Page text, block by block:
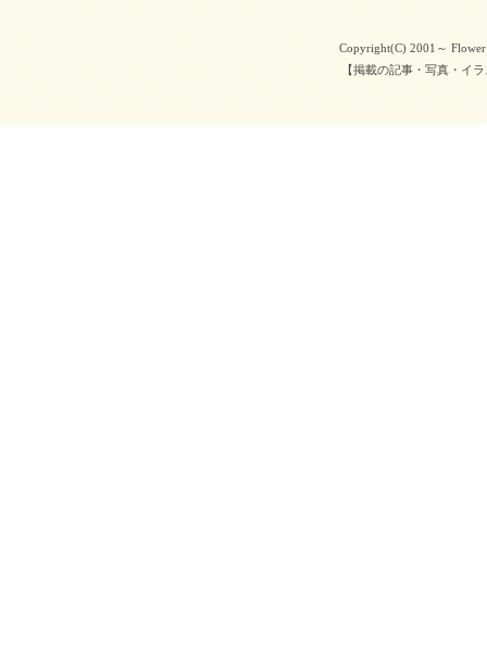
Copyright(C) 2001～
【掲載の記事・写真・イ